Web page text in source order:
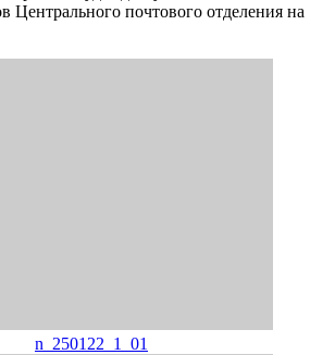
Центрального почтового отделения на
n_250122_1_01